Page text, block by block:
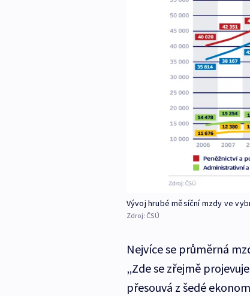
Vývoj hrubé měsíční mzdy ve
Zdroj: ČSÚ
Nejvíce se průměrná
„Zde se zřejmě
přesouvá z šedé